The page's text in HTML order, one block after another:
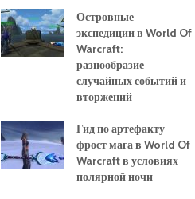
Островные
экспедиции в World Of
Warcraft:
разнообразие
случайных событий и
вторжений
Гид по артефакту
фрост мага в World Of
Warcraft в условиях
полярной ночи